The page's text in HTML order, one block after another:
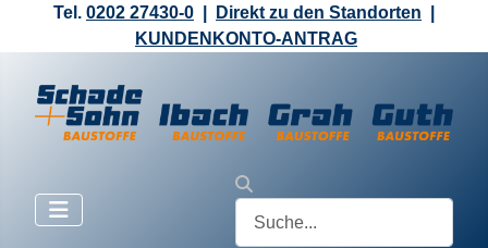
Tel. 0202 27430-0 Direkt zu den Standorten
KUNDENKONTO-ANTRAG